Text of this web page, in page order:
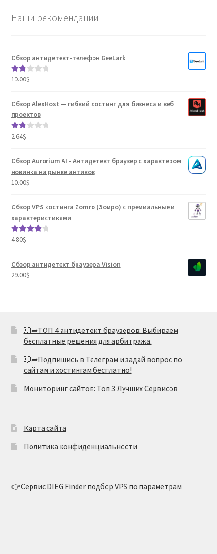
Наши рекомендации
Обзор антидетект-телефон GeeLark
Оце
1.80
19.00$
Обзор AlexHost — гибкий хостинг для бизнеса и веб
проектов
Оце
1.80
2.64$
Обзор Aurorium AI - Антидетект браузер с характером
новинка на рынке антиков
10.00$
Обзор VPS хостинга Zomro (Зомро) с премиальными
характеристиками
Оценка
4.80$
Обзор антидетект браузера Vision
29.00$
💥➦ТОП 4 антидетект браузеров: Выбираем
бесплатные решения для арбитража.
💥➦Подпишись в Телеграм и задай вопрос по
сайтам и хостингам бесплатно!
Мониторинг сайтов: Топ 3 Лучших Сервисов
Карта сайта
Политика конфиденциальности
👉Сервис DIEG Finder подбор VPS по параметрам